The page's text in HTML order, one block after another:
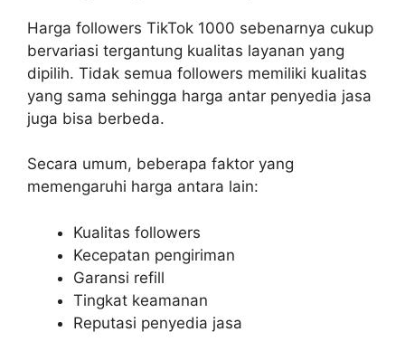
Harga followers TikTok 1000 sebenarnya cukup
bervariasi tergantung kualitas layanan yang
dipilih. Tidak semua followers memiliki kualitas
yang sama sehingga harga antar penyedia jasa
juga bisa berbeda.
Secara umum, beberapa faktor yang
memengaruhi harga antara lain:
Kualitas followers
Kecepatan pengiriman
Garansi refill
Tingkat keamanan
Reputasi penyedia jasa